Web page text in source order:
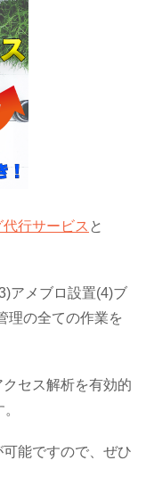
行サービス と
アメブロ設置(4)ブ
理の全ての作業を
セス解析を有効的
能ですので、ぜひ